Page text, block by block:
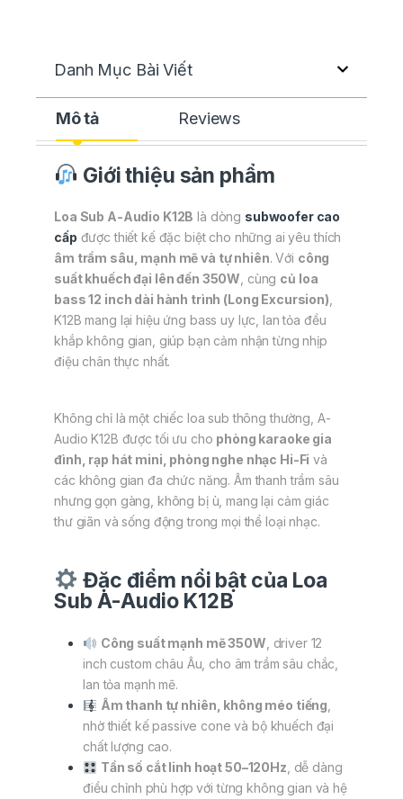
Danh Mục Bài Viết
Mô tả Reviews
Giới thiệu sản phẩm
Loa Sub A-Audio K12B là dòng subwoofer cao
cấp được thiết kế đặc biệt cho những ai yêu thích
âm trầm sâu, mạnh mẽ và tự nhiên. Với công
suất khuếch đại lên đến 350W, cùng củ loa
bass 12 inch dài hành trình (Long Excursion),
K12B mang lại hiệu ứng bass uy lực, lan tỏa đều
khắp không gian, giúp bạn cảm nhận từng nhịp
điệu chân thực nhất.
Không chỉ là một chiếc loa sub thông thường, A-
Audio K12B được tối ưu cho phòng karaoke gia
đình, rạp hát mini, phòng nghe nhạc Hi-Fi và
các không gian đa chức năng. Âm thanh trầm sâu
nhưng gọn gàng, không bị ù, mang lại cảm giác
thư giãn và sống động trong mọi thể loại nhạc.
Đặc điểm nổi bật của Loa
Sub A-Audio K12B
Công suất mạnh mẽ 350W , driver 12
inch custom châu Âu, cho âm trầm sâu chắc,
lan tỏa mạnh mẽ.
Âm thanh tự nhiên, không méo tiếng
nhờ thiết kế passive cone và bộ khuếch đại
chất lượng cao.
Tần số cắt linh hoạt 50–120Hz , dễ dàng
điều chỉnh phù hợp với từng không gian và hệ